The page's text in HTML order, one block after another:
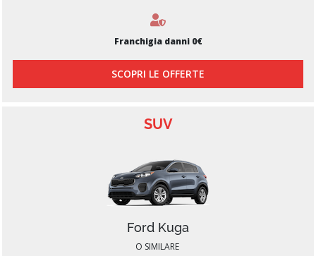
Franchigia danni 0€
SCOPRI LE OFFERTE
SUV
Ford Kuga
O SIMILARE